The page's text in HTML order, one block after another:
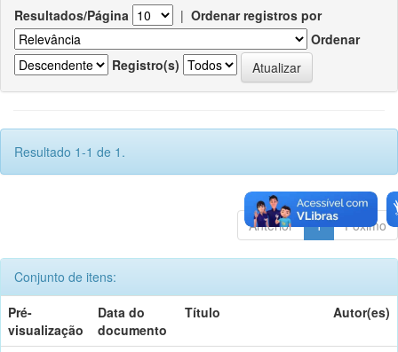
Resultados/Página | Ordenar registros por
Ordenar
Registro(s)
Resultado 1-1 de 1.
Anterior 1 Póximo
Conjunto de itens:
Pré-
visualização
Data do
documento
Título Autor(es)